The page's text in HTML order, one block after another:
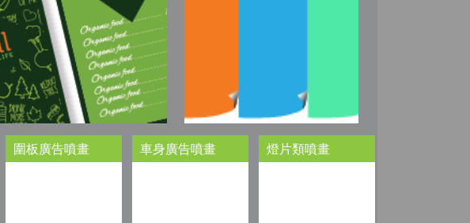
圍板廣告噴畫 車身廣告噴畫 燈片類噴畫